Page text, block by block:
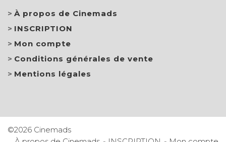
À propos de Cinemads
INSCRIPTION
Mon compte
Conditions générales de vente
Mentions légales
©2026 Cinemads